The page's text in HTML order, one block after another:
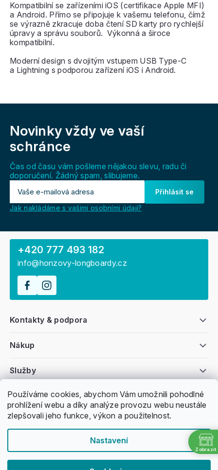
Používáme cookies, abychom Vám umožnili pohodlné
prohlížení webu a díky analýze provozu webu neustále
zlepšovali jeho funkce, výkon a použitelnost.
Nastavení
Kompatibilní se zařízeními iOS (certifikace Apple MFI)
a Android. Přímo se připojuje k vašemu telefonu, čímž
se výrazně zkracuje doba čtení SD karty pro rychlejší
úpravy a správu souborů. Výkonná a široce
kompatibilní.
Moderní design s dvojitým vstupem USB Type-C
a Lightning s podporou zařízení iOS i Android.
Novinky vždy ve vaší
schránce
Čas od času vám pošleme nějakou slevu, radu či
doporučení. Žádný spam, slibujeme.
Přihlásit se
Jak nakládáme s vašimi osobními údaji?
Všeobecné informace
Nákup
Kontakty & podpora
Služby
+420 777 493 182
info@honzovy-longboardy.cz
Zobrazit